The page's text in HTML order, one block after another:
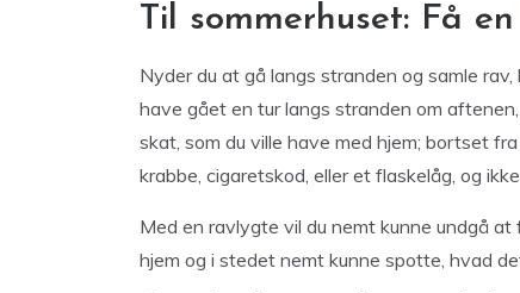
Til sommerhuset: Få
Nyder du at gå langs stranden og samle
have gået en tur langs stranden om
skat, som du ville have med hjem; bortset
krabbe, cigaretskod, eller et flaskelåg, og
Med en ravlygte vil du nemt kunne undgå
hjem og i stedet nemt kunne spotte, hvad